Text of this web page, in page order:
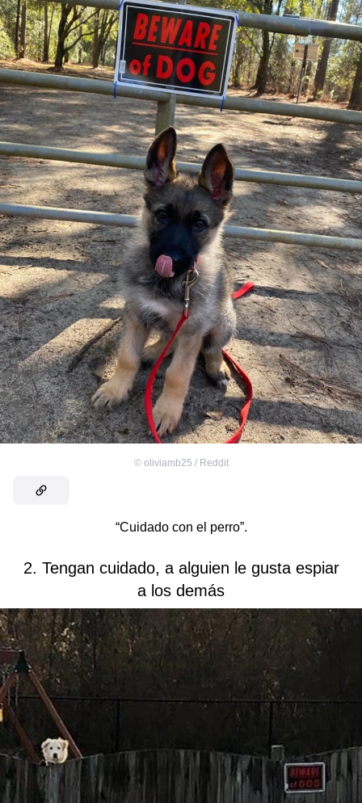
© oliviamb25 / Reddit
“Cuidado con el perro”.
2. Tengan cuidado, a alguien le gusta espiar
a los demás